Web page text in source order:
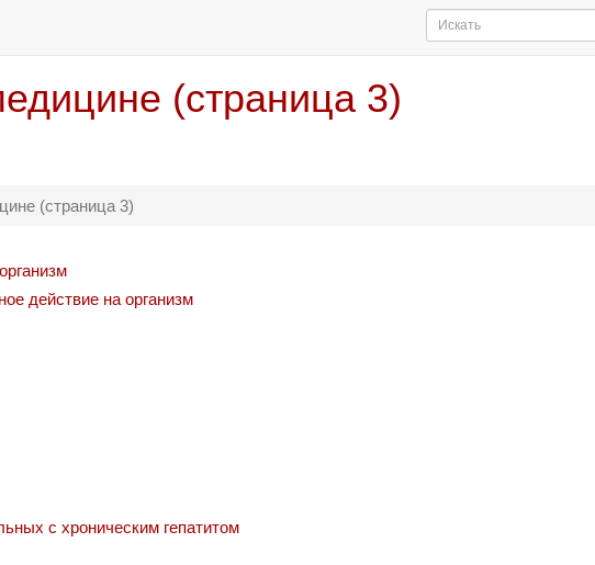
(страница 3)
(страница 3)
действие на организм
с хроническим гепатитом